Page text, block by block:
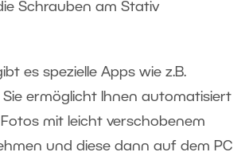
Schrauben am Stativ
es spezielle Apps wie z.B.
Sie ermöglicht Ihnen automatisiert
mit leicht verschobenem
und diese dann auf dem PC